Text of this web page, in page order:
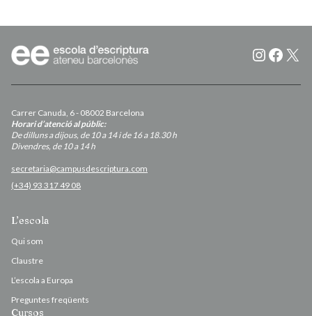
X
Carrer Canuda, 6 - 08002 Barcelona
Horari d’atenció al públic:
De dilluns a dijous, de 10 a 14 i de 16 a 18.30 h
Divendres, de 10 a 14 h
secretaria@campusdescriptura.com
(+34) 93 317 49 08
L’escola
Qui som
Claustre
L’escola a Europa
Preguntes freqüents
Cursos